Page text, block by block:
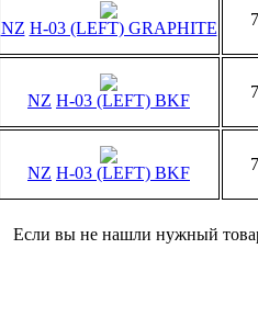
NZ H-03 (LEFT) GRAPHITE
NZ H-03 (LEFT) BKF
NZ H-03 (LEFT) BKF
Если вы не нашли нужный